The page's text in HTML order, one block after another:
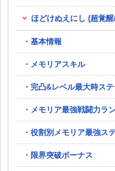
ほどけぬえにし (超覚
基本情報
メモリアスキル
完凸&レベル最大時ス
メモリア最強戦闘力ラ
役割別メモリア最強ス
限界突破ボーナス